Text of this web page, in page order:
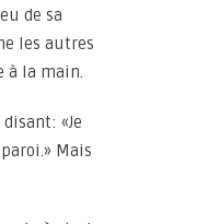
de sa
les autres
à la main.
«Je
Mais